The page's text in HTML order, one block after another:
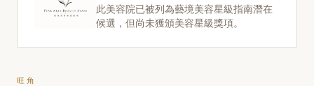
此美容院已被列為藝境美容星級指南潛在
候選，但尚未獲頒美容星級獎項。
旺角